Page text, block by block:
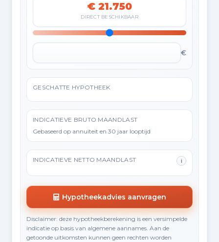
€ 21.750
DIRECT BESCHIKBAAR
€
GESCHATTE HYPOTHEEK
INDICATIEVE BRUTO MAANDLAST
Gebaseerd op annuïteit en 30 jaar looptijd
INDICATIEVE NETTO MAANDLAST i
Hypotheekadvies aanvragen
Disclaimer: deze hypotheekberekening is een versimpelde
indicatie op basis van algemene aannames. Aan de
getoonde uitkomsten kunnen geen rechten worden